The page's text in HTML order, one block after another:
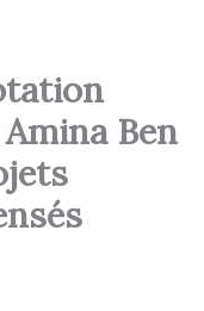
Ben